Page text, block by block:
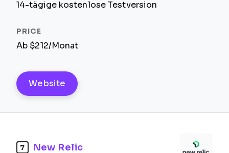
14-tägige kostenlose Testversion
Ab $212/Monat
Website
7 New Relic